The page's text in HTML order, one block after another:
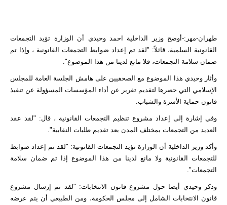
طهران-مهر:-أوضح وزير الداخلية احمد وحيدي أن الوزارة تؤيد التجمعات
القانونية السلمية، قائلاً: "لقد تم إعداد ضوابط التجمعات القانونية ، وإذا تم
ضمان سلامة التجمعات، فلا مانع لدينا من هذا الموضوع".
وأثار وحيدي هذا الموضوع مع الصحفيين على هامش الجلسة العامة للمجلس
الإسلامي التي حضرها لتقديم تقرير عن أداء المؤسسات المسؤولة عن تنفيذ
قانون حماية الأسرة والشباب.
وفي إشارة إلى إعداد مشروع تنظيم التجمعات القانونية ، قال: "لقد عقد
العديد من التجمعات بمختلف المدن بعد تقديم طلبات النقابية".
وأكد وزير الداخلية أن الوزارة تؤيد التجمعات القانونية: "لقد تم إعداد ضوابط
للتجمعات القانونية ولا مانع لدينا من هذا الموضوع إذا تم ضمان سلامة
التجمعات".
وذكر وحيدي أيضا حول مشروع قانون الانتخابات: "لقد تم إرسال مشروع
قانون الانتخابات الشامل إلى مجلس الحكومة، ومن الطبيعي أن يتم عرضه